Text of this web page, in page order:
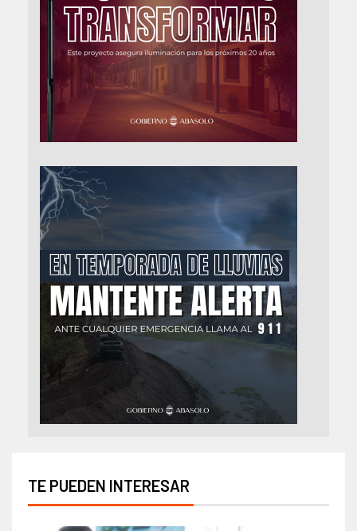
TE PUEDEN INTERESAR